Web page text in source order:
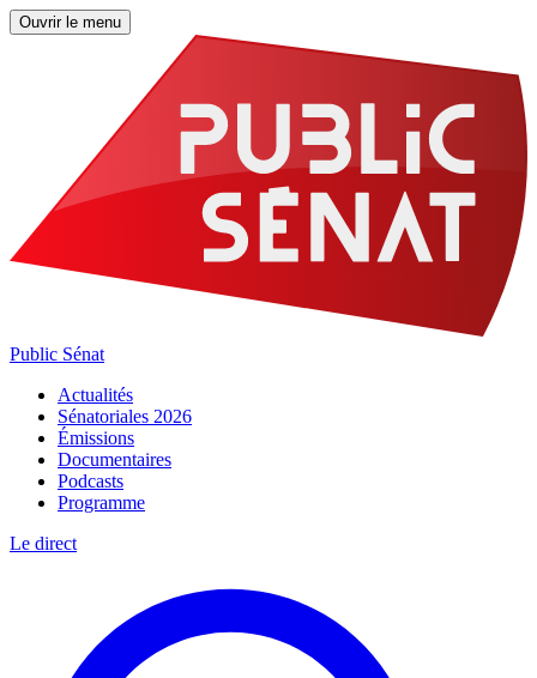
Ouvrir le menu
Public Sénat
Actualités
Sénatoriales 2026
Émissions
Documentaires
Podcasts
Programme
Le direct